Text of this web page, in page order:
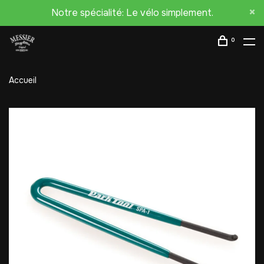
Notre spécialité: Le vélo simplement.
0
Accueil